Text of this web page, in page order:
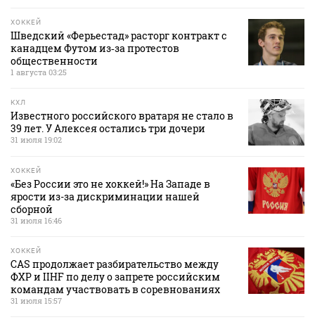
ХОККЕЙ
Шведский «Ферьестад» расторг контракт с
канадцем Футом из‑за протестов
общественности
1 августа 03:25
КХЛ
Известного российского вратаря не стало в
39 лет. У Алексея остались три дочери
31 июля 19:02
ХОККЕЙ
«Без России это не хоккей!» На Западе в
ярости из-за дискриминации нашей
сборной
31 июля 16:46
ХОККЕЙ
CAS продолжает разбирательство между
ФХР и IIHF по делу о запрете российским
командам участвовать в соревнованиях
31 июля 15:57